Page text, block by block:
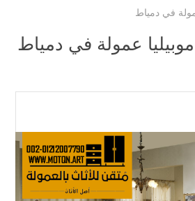
في دمياط
عمولة في دمياط